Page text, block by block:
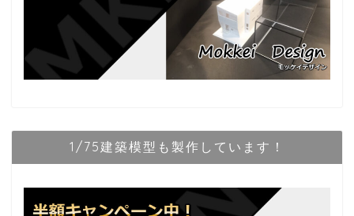
1/75建築模型も製作しています！